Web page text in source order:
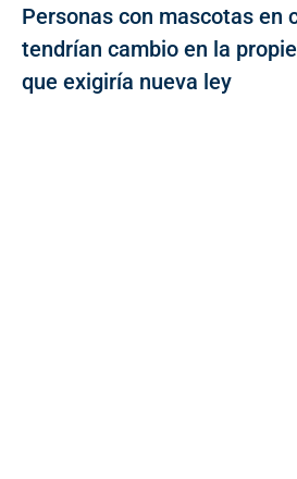
Personas con mascotas en
tendrían cambio en la
que exigiría nueva ley